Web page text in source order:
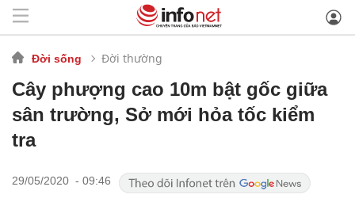
Đời sống Đời thường
Cây phượng cao 10m bật gốc giữa
sân trường, Sở mới hỏa tốc kiểm
tra
29/05/2020 - 09:46